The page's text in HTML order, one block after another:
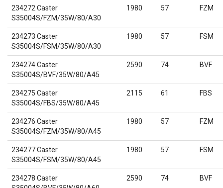
234272 Caster
S35004S/FZM/35W/80/A30
1980 57 FZM
234273 Caster
S35004S/FSM/35W/80/A30
1980 57 FSM
234274 Caster
S35004S/BVF/35W/80/A45
2590 74 BVF
234275 Caster
S35004S/FBS/35W/80/A45
2115 61 FBS
234276 Caster
S35004S/FZM/35W/80/A45
1980 57 FZM
234277 Caster
S35004S/FSM/35W/80/A45
1980 57 FSM
234278 Caster
2590 74 BVF